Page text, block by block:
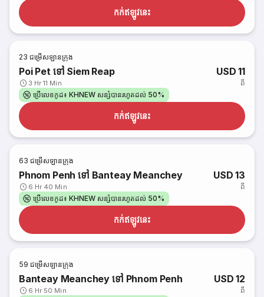
កក់​ឥឡូវនេះ
23 ជម្រើសឡានក្រុង
Poi Pet ទៅ Siem Reap
3 Hr 11 Min
USD 11
ពី
ប្រើលេខកូដ៖ KHNEW សន្សំបានរហូតដល់ 50%
កក់​ឥឡូវនេះ
63 ជម្រើសឡានក្រុង
Phnom Penh ទៅ Banteay Meanchey
6 Hr 40 Min
USD 13
ពី
ប្រើលេខកូដ៖ KHNEW សន្សំបានរហូតដល់ 50%
កក់​ឥឡូវនេះ
59 ជម្រើសឡានក្រុង
Banteay Meanchey ទៅ Phnom Penh
6 Hr 50 Min
USD 12
ពី